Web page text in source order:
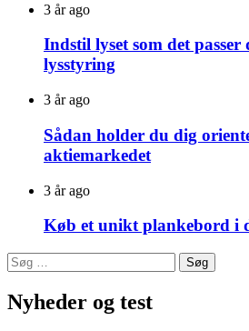
3 år ago
Indstil lyset som det
lysstyring
3 år ago
Sådan holder du dig
aktiemarkedet
3 år ago
Køb et unikt plankebord i
Søg
efter:
Nyheder og test